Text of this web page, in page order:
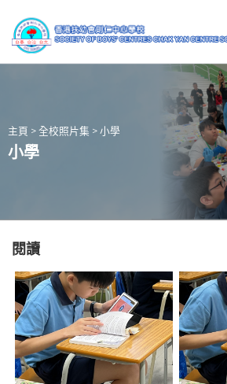
主頁 > 全校照片集 > 小學
小學
閱讀